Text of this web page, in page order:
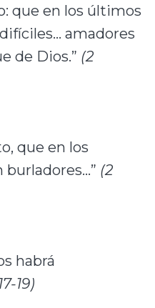
que en los últimos
amadores
de Dios.” (2
que en los
burladores…” (2
habrá
19)